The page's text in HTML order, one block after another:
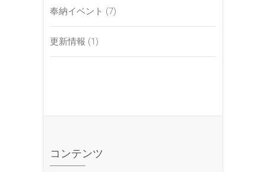
奉納イベント (7)
更新情報 (1)
コンテンツ